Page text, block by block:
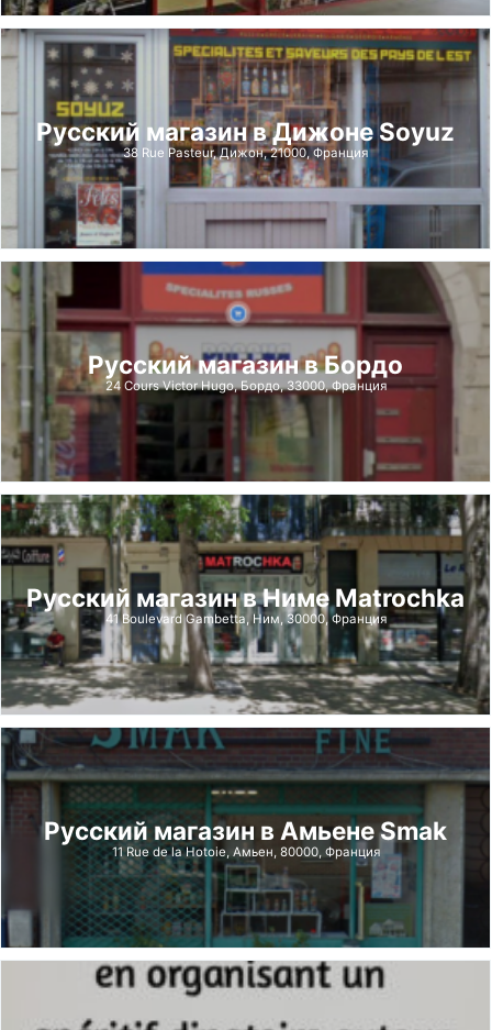
Русский магазин в Дижоне Soyuz
38 Rue Pasteur, Дижон, 21000, Франция
Русский магазин в Бордо
24 Cours Victor Hugo, Бордо, 33000, Франция
Русский магазин в Ниме Matrochka
41 Boulevard Gambetta, Ним, 30000, Франция
Русский магазин в Амьене Smak
11 Rue de la Hotoie, Амьен, 80000, Франция